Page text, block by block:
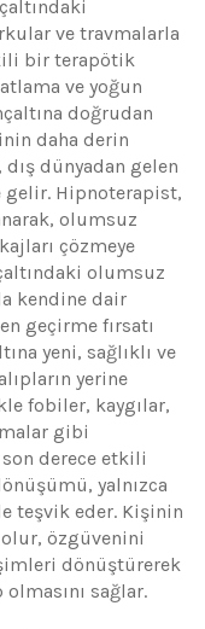
ve travmalarla
bir terapötik
ve yoğun
doğrudan
daha derin
dünyadan gelen
gelir. Hipnoterapist,
olumsuz
çözmeye
olumsuz
kendine dair
geçirme fırsatı
yeni, sağlıklı ve
yerine
fobiler, kaygılar,
gibi
derece etkili
yalnızca
teşvik eder. Kişinin
özgüvenini
dönüştürerek
sağlar.